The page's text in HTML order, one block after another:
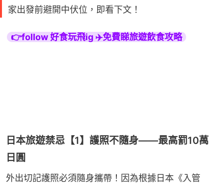
家出發前避開中伏位，即看下文！
👉follow 好食玩飛ig ✈️免費睇旅遊飲食攻略
日本旅遊禁忌【1】護照不隨身——最高罰10萬
日圓
外出切記護照必須隨身攜帶！因為根據日本《入管